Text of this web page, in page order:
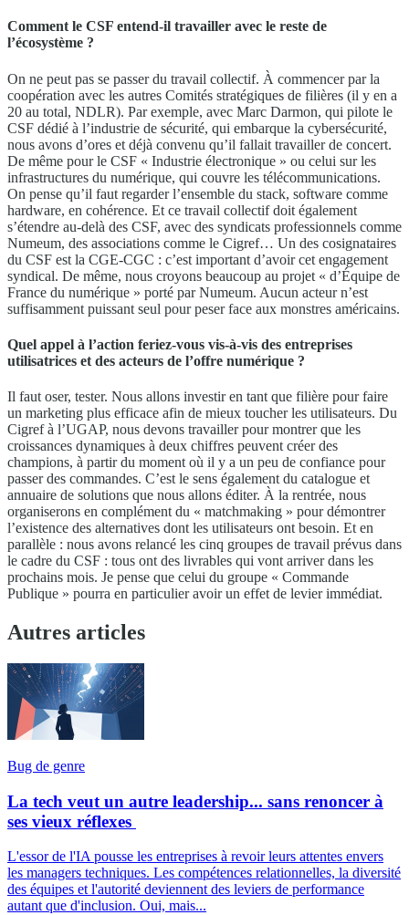
Comment le CSF entend-il travailler avec le reste de
l’écosystème ?
On ne peut pas se passer du travail collectif. À commencer par la
coopération avec les autres Comités stratégiques de filières (il y en a
20 au total, NDLR). Par exemple, avec Marc Darmon, qui pilote le
CSF dédié à l’industrie de sécurité, qui embarque la cybersécurité,
nous avons d’ores et déjà convenu qu’il fallait travailler de concert.
De même pour le CSF « Industrie électronique » ou celui sur les
infrastructures du numérique, qui couvre les télécommunications.
On pense qu’il faut regarder l’ensemble du stack, software comme
hardware, en cohérence. Et ce travail collectif doit également
s’étendre au-delà des CSF, avec des syndicats professionnels comme
Numeum, des associations comme le Cigref… Un des cosignataires
du CSF est la CGE-CGC : c’est important d’avoir cet engagement
syndical. De même, nous croyons beaucoup au projet « d’Équipe de
France du numérique » porté par Numeum. Aucun acteur n’est
suffisamment puissant seul pour peser face aux monstres américains.
Quel appel à l’action feriez-vous vis-à-vis des entreprises
utilisatrices et des acteurs de l’offre numérique ?
Il faut oser, tester. Nous allons investir en tant que filière pour faire
un marketing plus efficace afin de mieux toucher les utilisateurs. Du
Cigref à l’UGAP, nous devons travailler pour montrer que les
croissances dynamiques à deux chiffres peuvent créer des
champions, à partir du moment où il y a un peu de confiance pour
passer des commandes. C’est le sens également du catalogue et
annuaire de solutions que nous allons éditer. À la rentrée, nous
organiserons en complément du « matchmaking » pour démontrer
l’existence des alternatives dont les utilisateurs ont besoin. Et en
parallèle : nous avons relancé les cinq groupes de travail prévus dans
le cadre du CSF : tous ont des livrables qui vont arriver dans les
prochains mois. Je pense que celui du groupe « Commande
Publique » pourra en particulier avoir un effet de levier immédiat.
Autres articles
Bug de genre
La tech veut un autre leadership... sans renoncer à
ses vieux réflexes
L'essor de l'IA pousse les entreprises à revoir leurs attentes envers
les managers techniques. Les compétences relationnelles, la diversité
des équipes et l'autorité deviennent des leviers de performance
autant que d'inclusion. Oui, mais...